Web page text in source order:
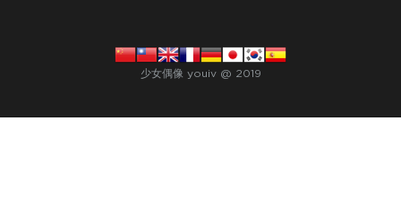
少女偶像 youiv @ 2019